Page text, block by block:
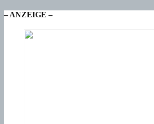
– ANZEIGE –